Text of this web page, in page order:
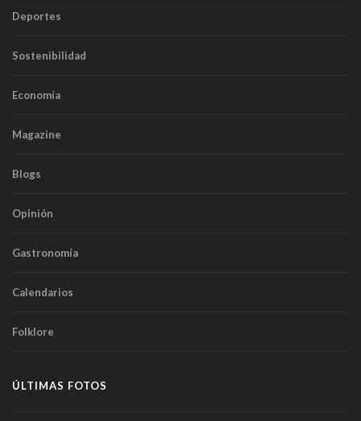
Deportes
Sostenibilidad
Economía
Magazine
Blogs
Opinión
Gastronomía
Calendarios
Folklore
ÚLTIMAS FOTOS